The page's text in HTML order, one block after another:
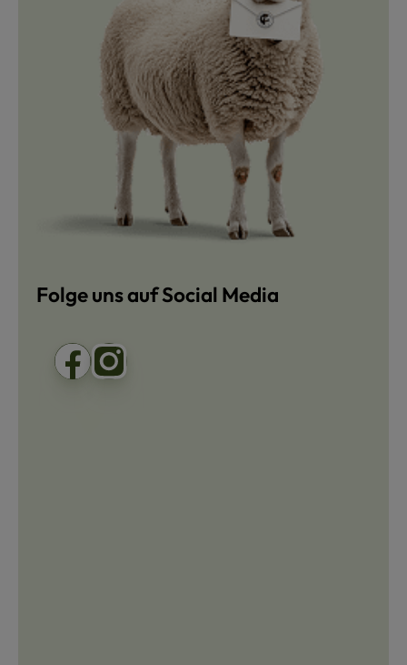
Folge uns auf Social Media